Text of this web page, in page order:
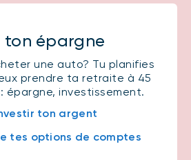
ton épargne
une auto? Tu planifies
prendre ta retraite à 45
épargne, investissement.
ton argent
tes options de comptes